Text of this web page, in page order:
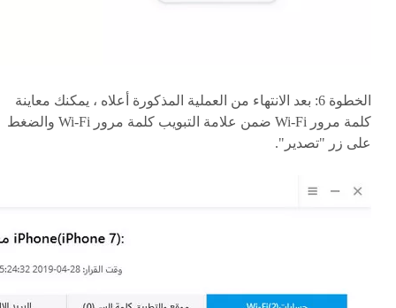
الخطوة 6: بعد الانتهاء من العملية المذكورة أعلاه ، يمكنك معاينة
كلمة مرور Wi-Fi ضمن علامة التبويب كلمة مرور Wi-Fi والضغط
على زر "تصدير".